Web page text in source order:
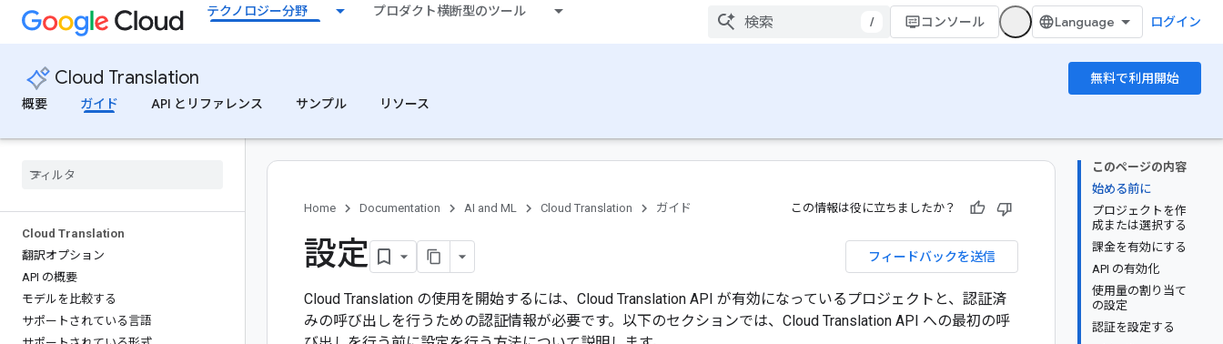
テクノロジー分野 プロダクト横断型のツール
/ コンソール ログイン
Cloud Translation
無料で利用開始
概要
ガイド API とリファレンス サンプル リソース
Cloud Translation
翻訳オプション
API の概要
モデルを比較する
サポートされている言語
このページの内容
始める前に
プロジェクトを作
成または選択する
課金を有効にする
API の有効化
使用量の割り当て
の設定
認証を設定する
Home Documentation AI and ML Cloud Translation ガイド この情報は役に立ちましたか？
フィードバックを送信
設定
Cloud Translation の使用を開始するには、Cloud Translation API が有効になっているプロジェクトと、認証済
みの呼び出しを行うための認証情報が必要です。以下のセクションでは、Cloud Translation API への最初の呼